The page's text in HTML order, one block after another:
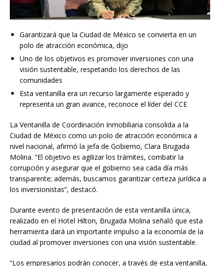
Garantizará que la Ciudad de México se convierta en un
polo de atracción económica, dijo
Uno de los objetivos es promover inversiones con una
visión sustentable, respetando los derechos de las
comunidades
Esta ventanilla era un recurso largamente esperado y
representa un gran avance, reconoce el líder del CCE
La Ventanilla de Coordinación Inmobiliaria consolida a la
Ciudad de México como un polo de atracción económica a
nivel nacional, afirmó la jefa de Gobierno, Clara Brugada
Molina. “El objetivo es agilizar los trámites, combatir la
corrupción y asegurar que el gobierno sea cada día más
transparente; además, buscamos garantizar certeza jurídica a
los inversionistas”, destacó.
Durante evento de presentación de esta ventanilla única,
realizado en el Hotel Hilton, Brugada Molina señaló que esta
herramienta dará un importante impulso a la economía de la
ciudad al promover inversiones con una visión sustentable.
“Los empresarios podrán conocer, a través de esta ventanilla,